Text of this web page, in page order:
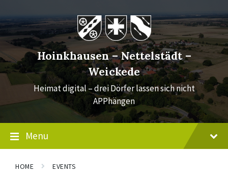
content
main
navigation
footer
Hoinkhausen – Nettelstädt –
Weickede
Heimat digital – drei Dörfer lassen sich nicht
APPhängen
Menu
HOME EVENTS